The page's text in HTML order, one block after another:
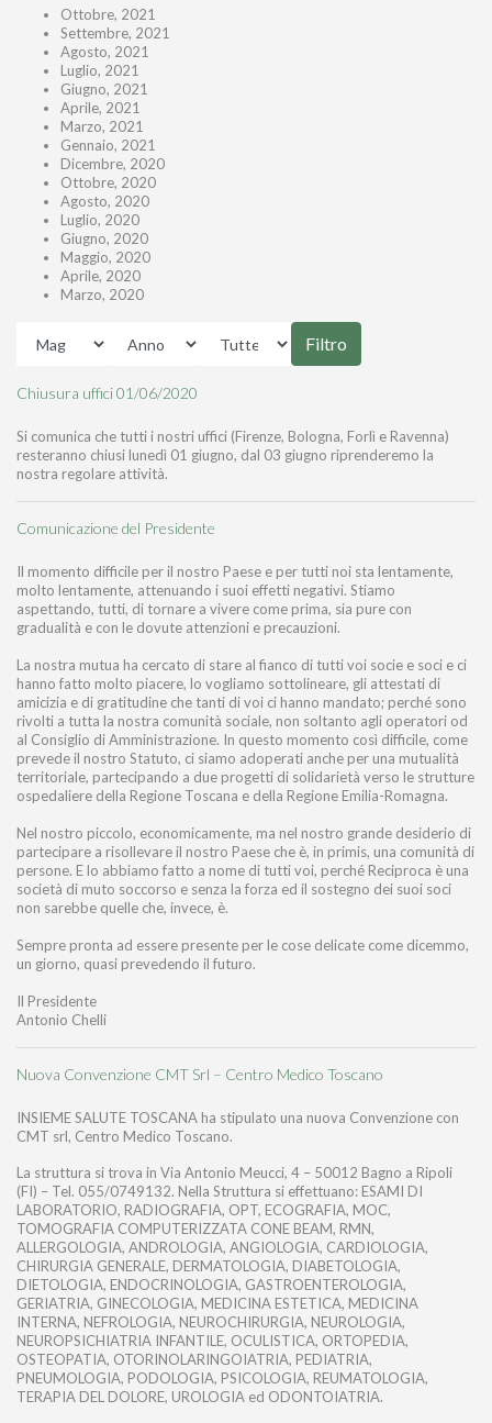
Ottobre, 2021
Settembre, 2021
Agosto, 2021
Luglio, 2021
Giugno, 2021
Aprile, 2021
Marzo, 2021
Gennaio, 2021
Dicembre, 2020
Ottobre, 2020
Agosto, 2020
Luglio, 2020
Giugno, 2020
Maggio, 2020
Aprile, 2020
Marzo, 2020
Filtro
Chiusura uffici 01/06/2020
Si comunica che tutti i nostri uffici (Firenze, Bologna, Forlì e Ravenna)
resteranno chiusi lunedì 01 giugno, dal 03 giugno riprenderemo la
nostra regolare attività.
Comunicazione del Presidente
Il momento difficile per il nostro Paese e per tutti noi sta lentamente,
molto lentamente, attenuando i suoi effetti negativi. Stiamo
aspettando, tutti, di tornare a vivere come prima, sia pure con
gradualità e con le dovute attenzioni e precauzioni.
La nostra mutua ha cercato di stare al fianco di tutti voi socie e soci e ci
hanno fatto molto piacere, lo vogliamo sottolineare, gli attestati di
amicizia e di gratitudine che tanti di voi ci hanno mandato; perché sono
rivolti a tutta la nostra comunità sociale, non soltanto agli operatori od
al Consiglio di Amministrazione. In questo momento così difficile, come
prevede il nostro Statuto, ci siamo adoperati anche per una mutualità
territoriale, partecipando a due progetti di solidarietà verso le strutture
ospedaliere della Regione Toscana e della Regione Emilia-Romagna.
Nel nostro piccolo, economicamente, ma nel nostro grande desiderio di
partecipare a risollevare il nostro Paese che è, in primis, una comunità di
persone. E lo abbiamo fatto a nome di tutti voi, perché Reciproca è una
società di muto soccorso e senza la forza ed il sostegno dei suoi soci
non sarebbe quelle che, invece, è.
Sempre pronta ad essere presente per le cose delicate come dicemmo,
un giorno, quasi prevedendo il futuro.
Il Presidente
Antonio Chelli
Nuova Convenzione CMT Srl – Centro Medico Toscano
INSIEME SALUTE TOSCANA ha stipulato una nuova Convenzione con
CMT srl, Centro Medico Toscano.
La struttura si trova in Via Antonio Meucci, 4 – 50012 Bagno a Ripoli
(FI) – Tel. 055/0749132. Nella Struttura si effettuano: ESAMI DI
LABORATORIO, RADIOGRAFIA, OPT, ECOGRAFIA, MOC,
TOMOGRAFIA COMPUTERIZZATA CONE BEAM, RMN,
ALLERGOLOGIA, ANDROLOGIA, ANGIOLOGIA, CARDIOLOGIA,
CHIRURGIA GENERALE, DERMATOLOGIA, DIABETOLOGIA,
DIETOLOGIA, ENDOCRINOLOGIA, GASTROENTEROLOGIA,
GERIATRIA, GINECOLOGIA, MEDICINA ESTETICA, MEDICINA
INTERNA, NEFROLOGIA, NEUROCHIRURGIA, NEUROLOGIA,
NEUROPSICHIATRIA INFANTILE, OCULISTICA, ORTOPEDIA,
OSTEOPATIA, OTORINOLARINGOIATRIA, PEDIATRIA,
PNEUMOLOGIA, PODOLOGIA, PSICOLOGIA, REUMATOLOGIA,
TERAPIA DEL DOLORE, UROLOGIA ed ODONTOIATRIA.